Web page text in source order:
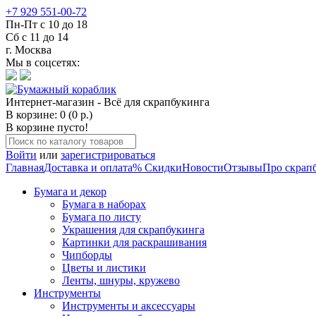
+7 929 551-00-72
Пн-Пт с 10 до 18
Сб с 11 до 14
г. Москва
Мы в соцсетях:
Интернет-магазин - Всё для скрапбукинга
В корзине: 0 (0 р.)
В корзине пусто!
Войти или зарегистрироваться
ГлавнаяДоставка и оплата% СкидкиНовостиОтзывыПро
Бумага и декор
Бумага в наборах
Бумага по листу
Украшения для скрапбукинга
Картинки для раскрашивания
Чипборды
Цветы и листики
Ленты, шнуры, кружево
Инструменты
Инструменты и аксессуары